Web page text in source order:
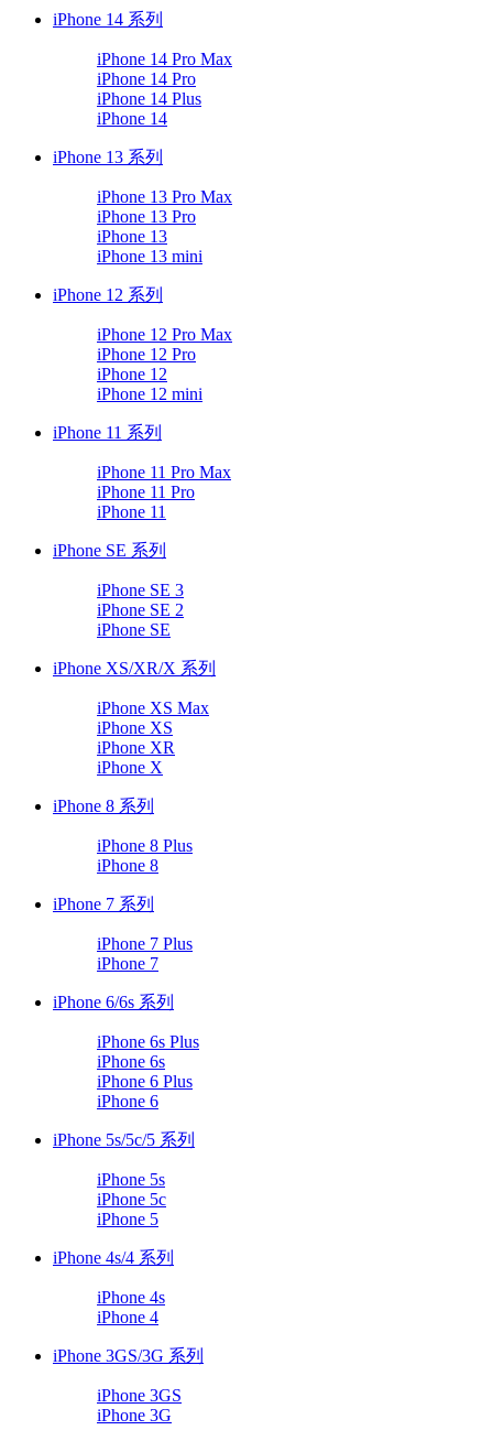
iPhone 14 系列
iPhone 14 Pro Max
iPhone 14 Pro
iPhone 14 Plus
iPhone 14
iPhone 13 系列
iPhone 13 Pro Max
iPhone 13 Pro
iPhone 13
iPhone 13 mini
iPhone 12 系列
iPhone 12 Pro Max
iPhone 12 Pro
iPhone 12
iPhone 12 mini
iPhone 11 系列
iPhone 11 Pro Max
iPhone 11 Pro
iPhone 11
iPhone SE 系列
iPhone SE 3
iPhone SE 2
iPhone SE
iPhone XS/XR/X 系列
iPhone XS Max
iPhone XS
iPhone XR
iPhone X
iPhone 8 系列
iPhone 8 Plus
iPhone 8
iPhone 7 系列
iPhone 7 Plus
iPhone 7
iPhone 6/6s 系列
iPhone 6s Plus
iPhone 6s
iPhone 6 Plus
iPhone 6
iPhone 5s/5c/5 系列
iPhone 5s
iPhone 5c
iPhone 5
iPhone 4s/4 系列
iPhone 4s
iPhone 4
iPhone 3GS/3G 系列
iPhone 3GS
iPhone 3G